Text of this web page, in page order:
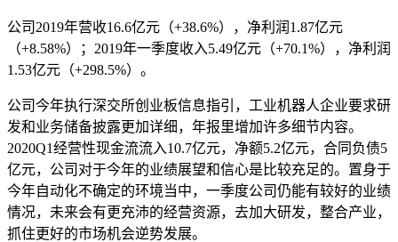
公司2019年营收16.6亿元（+38.6%），净利润1.87亿元
（+8.58%）；2019年一季度收入5.49亿元（+70.1%），净利润
1.53亿元（+298.5%）。
公司今年执行深交所创业板信息指引，工业机器人企业要求研
发和业务储备披露更加详细，年报里增加许多细节内容。
2020Q1经营性现金流流入10.7亿元，净额5.2亿元，合同负债5
亿元，公司对于今年的业绩展望和信心是比较充足的。置身于
今年自动化不确定的环境当中，一季度公司仍能有较好的业绩
情况，未来会有更充沛的经营资源，去加大研发，整合产业，
抓住更好的市场机会逆势发展。